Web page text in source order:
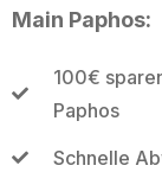
Main Paphos:
100€
Paphos
Schnelle